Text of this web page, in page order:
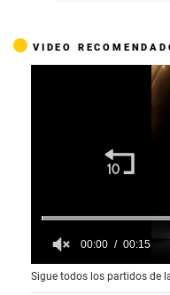
VIDEO
0
o
00:00 00:15
Sigue todos los partidos de